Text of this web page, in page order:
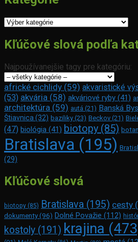
Kategórie
Kľúčové slová podľa
Najpoužívanejšie tagy pre kategóriu:
africké cichlidy (59) akvaristické
(53) akvária (58) akváriové ryby (41)
architektúra (59) autá (21) Banská
Štiavnica (32) baziliky (23) Beckov (21)
(47) biológia (41) biotopy (85)
Bratislava (195)
(29)
Kľúčové slová
biotopy (85) Bratislava (195) cesty
dokumenty (96) Dolné Považie (112)
kostoly (191) krajina